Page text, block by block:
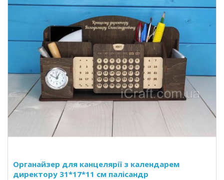
Органайзер для канцелярії з календарем
директору 31*17*11 см палісандр